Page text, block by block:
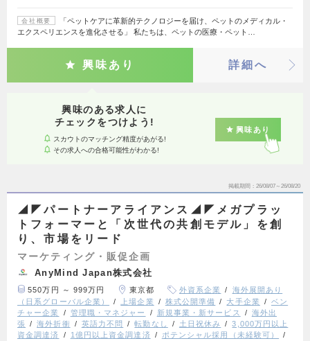
会社概要
「ペットケアに革新的テクノロジーを届け、ペットのメディカル・
エクスペリエンスを進化させる」 私たちは、ペットの医療・ペット…
興味あり 詳細へ
興味のある求人に
チェックをつけよう!
スカウトのマッチング精度があがる!
その求人への合格可能性がわかる!
興味あり
掲載期間 26/08/07～26/08/20
◢◤パートナーアライアンス◢◤メガプラッ
トフォーマーと「次世代の共創モデル」を創
り、市場をリード
マーケティング・販促企画
AnyMind Japan株式会社
550万円 ～ 999万円 東京都 外資系企業
海外展開あり
（日系グローバル企業）
上場企業 株式公開準備 大手企業
ベン
チャー企業
管理職・マネジャー 新規事業・新サービス
海外出
張
海外折衝 英語力不問 転勤なし 土日祝休み
3,000万円以上
資金調達済
1億円以上資金調達済
ポテンシャル採用（未経験可）